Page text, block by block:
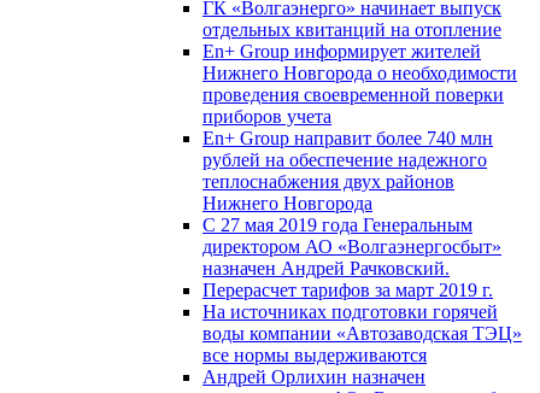
ГК «Волгаэнерго» начинает выпуск
отдельных квитанций на отопление
En+ Group информирует жителей
Нижнего Новгорода о необходимости
проведения своевременной поверки
приборов учета
En+ Group направит более 740 млн
рублей на обеспечение надежного
теплоснабжения двух районов
Нижнего Новгорода
С 27 мая 2019 года Генеральным
директором АО «Волгаэнергосбыт»
назначен Андрей Рачковский.
Перерасчет тарифов за март 2019 г.
На источниках подготовки горячей
воды компании «Автозаводская ТЭЦ»
все нормы выдерживаются
Андрей Орлихин назначен